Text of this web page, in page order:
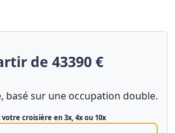
de 43390 €
basé sur une occupation double.
votre croisière en 3x, 4x ou 10x